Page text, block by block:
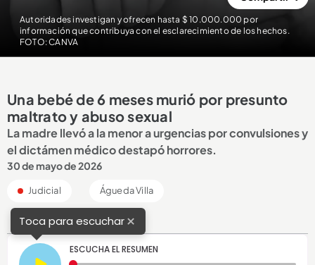
Autoridades investigan y ofrecen hasta $ 10.000.000 por
información que contribuya con el esclarecimiento de los hechos.
FOTO: CANVA
Una bebé de 6 meses murió por presunto
maltrato y abuso sexual
La madre llevó a la menor a urgencias por convulsiones y
el dictámen médico destapó horrores.
30 de mayo de 2026
Judicial Águeda Villa
Toca para escuchar×
ESCUCHA EL RESUMEN